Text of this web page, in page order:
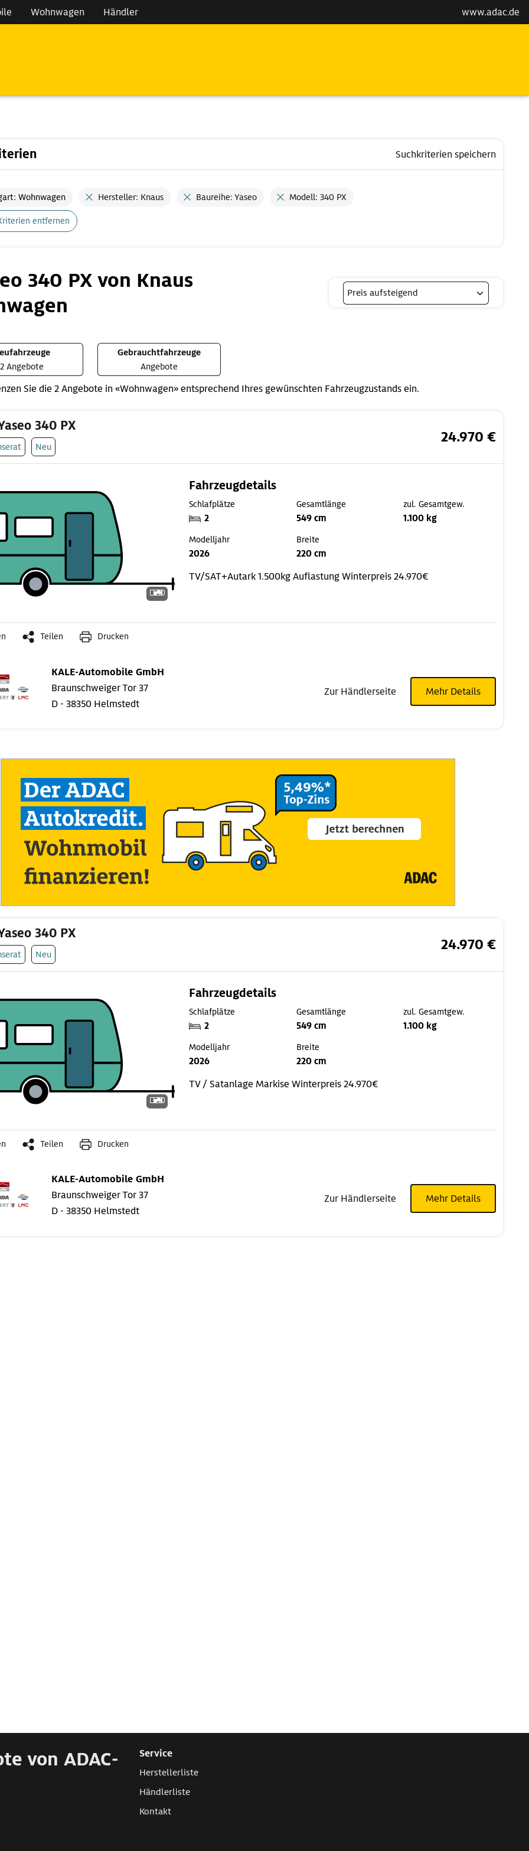
Wohnwagen Händler www.adac.de
Suchkriterien speichern
Wohnwagen Hersteller: Knaus Baureihe: Yaseo Modell: 340 PX
entfernen
340 PX von Knaus
2 Angebote
Gebrauchtfahrzeuge
Angebote
Sie die 2 Angebote in «Wohnwagen» entsprechend Ihres gewünschten Fahrzeugzustands ein.
340 PX
Neu
24.970 €
Fahrzeugdetails
Schlafplätze
2
Gesamtlänge
549 cm
zul. Gesamtgew.
1.100 kg
Modelljahr
2026
Breite
220 cm
TV/SAT+Autark 1.500kg Auflastung Winterpreis 24.970€
Teilen Drucken
KALE-Automobile GmbH
Braunschweiger Tor 37
D - 38350 Helmstedt
Zur Händlerseite Mehr Details
340 PX
Neu
24.970 €
Fahrzeugdetails
Schlafplätze
2
Gesamtlänge
549 cm
zul. Gesamtgew.
1.100 kg
Modelljahr
2026
Breite
220 cm
TV / Satanlage Markise Winterpreis 24.970€
Teilen Drucken
KALE-Automobile GmbH
Braunschweiger Tor 37
D - 38350 Helmstedt
Zur Händlerseite Mehr Details
von ADAC- Service
Herstellerliste
Händlerliste
Kontakt